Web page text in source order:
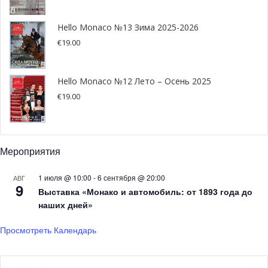
Матиас Йонас, генеральный секретарь IHO (в центре) с коллегами
© International Hydrographic Organization
Измерение физики морей; укрепление морской
Hello Monaco №13 Зима 2025-2026
€19.00
Hello Monaco №12 Лето – Осень 2025
€19.00
Мероприятия
АВГ
9
1 июля @ 10:00 -6 сентября @ 20:00
Выставка «Монако и автомобиль: от 1893 года до
наших дней»
Просмотреть Календарь